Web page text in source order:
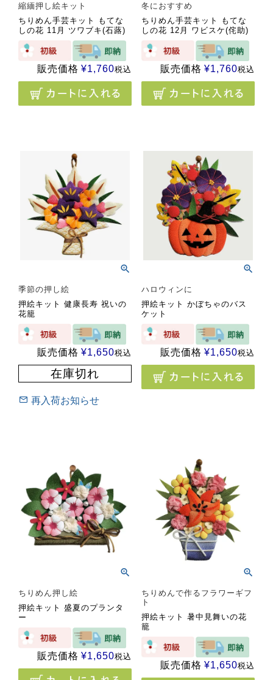
縮緬押し絵キット
ちりめん手芸キット もてな
しの花 11月 ツワブキ(石蕗)
販売価格 ¥1,760税込
冬におすすめ
ちりめん手芸キット もてな
しの花 12月 ワビスケ(侘助)
販売価格 ¥1,760税込
季節の押し絵
押絵キット 健康長寿 祝いの
花籠
販売価格 ¥1,650税込
在庫切れ
再入荷お知らせ
ハロウィンに
押絵キット かぼちゃのバス
ケット
販売価格 ¥1,650税込
ちりめん押し絵
押絵キット 盛夏のプランタ
ー
販売価格 ¥1,650税込
ちりめんで作るフラワーギフ
ト
押絵キット 暑中見舞いの花
籠
販売価格 ¥1,650税込